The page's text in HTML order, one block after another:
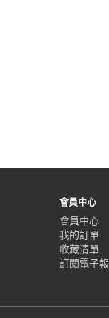
會員中心
會員中心
我的訂單
收藏清單
訂閱電子報